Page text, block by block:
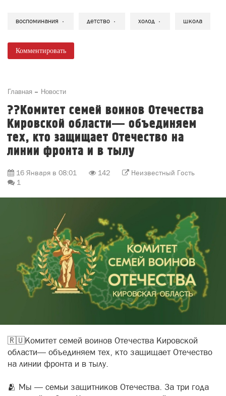
воспоминания детство холод школа
Комментировать
Главная Новости
??Комитет семей воинов Отечества
Кировской области— объединяем
тех, кто защищает Отечество на
линии фронта и в тылу
16 Января в 08:01 142
Неизвестный Гость
1
🇷🇺Комитет семей воинов Отечества Кировской
области— объединяем тех, кто защищает Отечество
на линии фронта и в тылу.
🫂 Мы — семьи защитников Отечества. За три года